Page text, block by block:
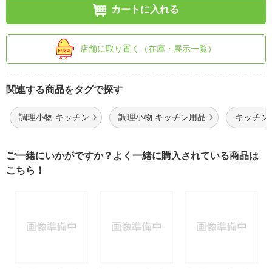
カートに入れる
店舗に取り置く（在庫・展示一覧）
関連する商品をタグで探す
調理小物 キッチン 調理小物 キッチン用品 キッチン
ご一緒にいかがですか？よく一緒に購入されている商品は
こちら！